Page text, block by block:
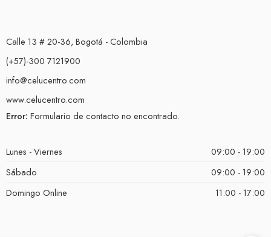
Calle 13 # 20-36, Bogotá - Colombia
(+57)-300 7121900
info@celucentro.com
www.celucentro.com
Error: Formulario de contacto no encontrado.
Lunes - Viernes
09:00 - 19:00
Sábado
09:00 - 19:00
Domingo Online
11:00 - 17:00